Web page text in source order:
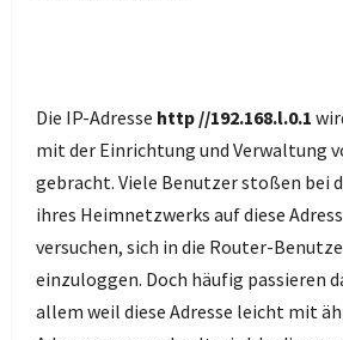
Die IP-Adresse http //192.168.l.0.1
mit der Einrichtung und Verwaltung
gebracht. Viele Benutzer stoßen bei
ihres Heimnetzwerks auf diese
versuchen, sich in die Router-
einzuloggen. Doch häufig passieren
allem weil diese Adresse leicht mit